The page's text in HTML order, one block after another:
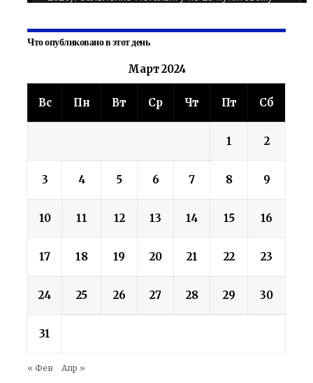
Что опубликовано в этот день
Март 2024
Вс Пн Вт Ср Чт Пт Сб
1 2
3 4 5 6 7 8 9
10 11 12 13 14 15 16
17 18 19 20 21 22 23
24 25 26 27 28 29 30
31
« Фев Апр »